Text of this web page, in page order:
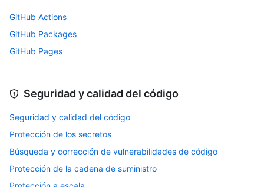
GitHub Actions
GitHub Packages
GitHub Pages
Seguridad y calidad del código
Seguridad y calidad del código
Protección de los secretos
Búsqueda y corrección de vulnerabilidades de código
Protección de la cadena de suministro